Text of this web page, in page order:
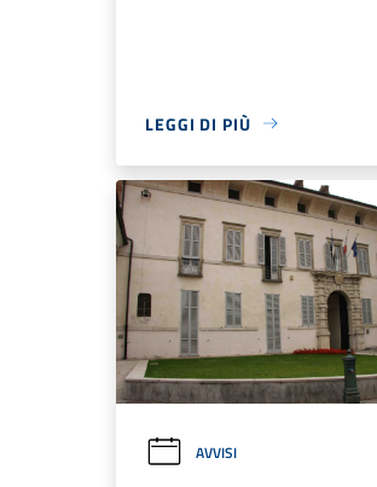
LEGGI DI PIÙ
AVVISI